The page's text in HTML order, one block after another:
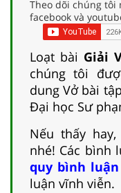
Theo dõi chúng tôi
facebook và
Loạt bài Giải
chúng tôi
dung Vở bài
Đại học Sư
Nếu thấy
nhé! Các bình
quy bình
luận vĩnh viễn.